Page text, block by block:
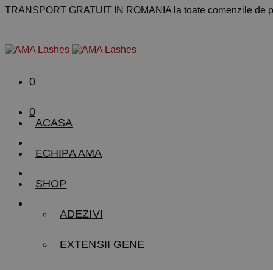
TRANSPORT GRATUIT IN ROMANIA la toate comenzile de
0
0
ACASA
ECHIPA AMA
SHOP
ADEZIVI
EXTENSII GENE